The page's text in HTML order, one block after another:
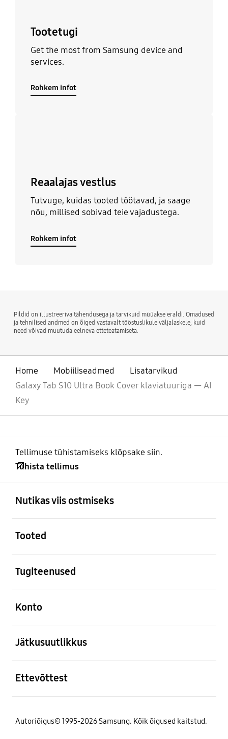
Tootetugi
Get the most from Samsung device and
services.
Rohkem infot
Reaalajas vestlus
Tutvuge, kuidas tooted töötavad, ja saage
nõu, millised sobivad teie vajadustega.
Rohkem infot
Pildid on illustreeriva tähendusega ja tarvikuid müüakse eraldi. Omadused
ja tehnilised andmed on õiged vastavalt tööstuslikule väljalaskele, kuid
need võivad muutuda eelneva etteteatamiseta.
Home Mobiiliseadmed
Lisatarvikud
Galaxy Tab S10 Ultra Book Cover klaviatuuriga — AI
Key
Tellimuse tühistamiseks klõpsake siin.
Tühista tellimus
Nutikas viis ostmiseks
Tooted
Tugiteenused
Konto
Jätkusuutlikkus
Ettevõttest
Autoriõigus© 1995-2026 Samsung. Kõik õigused kaitstud.